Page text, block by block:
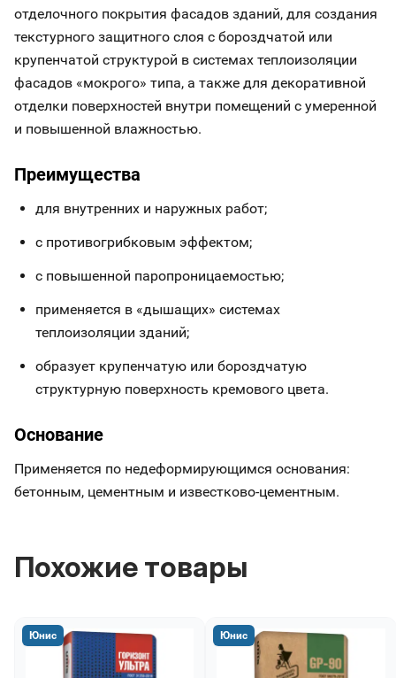
отделочного покрытия фасадов зданий, для создания
текстурного защитного слоя с бороздчатой или
крупенчатой структурой в системах теплоизоляции
фасадов «мокрого» типа, а также для декоративной
отделки поверхностей внутри помещений с умеренной
и повышенной влажностью.
Преимущества
для внутренних и наружных работ;
с противогрибковым эффектом;
с повышенной паропроницаемостью;
применяется в «дышащих» системах
теплоизоляции зданий;
образует крупенчатую или бороздчатую
структурную поверхность кремового цвета.
Основание
Применяется по недеформирующимся основания:
бетонным, цементным и известково-цементным.
Похожие товары
Юнис Юнис